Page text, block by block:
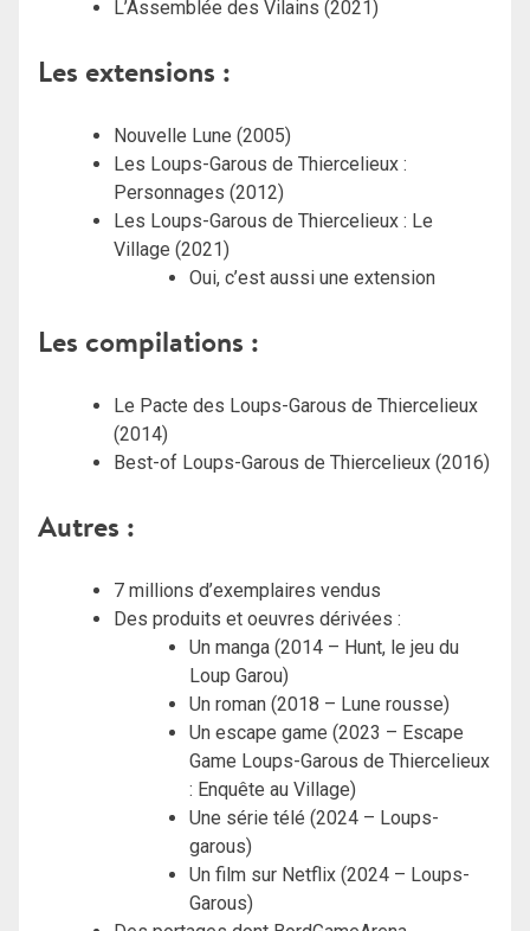
L’Assemblée des Vilains (2021)
Les extensions :
Nouvelle Lune (2005)
Les Loups-Garous de Thiercelieux :
Personnages (2012)
Les Loups-Garous de Thiercelieux : Le
Village (2021)
Oui, c’est aussi une extension
Les compilations :
Le Pacte des Loups-Garous de Thiercelieux
(2014)
Best-of Loups-Garous de Thiercelieux (2016)
Autres :
7 millions d’exemplaires vendus
Des produits et oeuvres dérivées :
Un manga (2014 – Hunt, le jeu du
Loup Garou)
Un roman (2018 – Lune rousse)
Un escape game (2023 – Escape
Game Loups-Garous de Thiercelieux
: Enquête au Village)
Une série télé (2024 – Loups-
garous)
Un film sur Netflix (2024 – Loups-
Garous)